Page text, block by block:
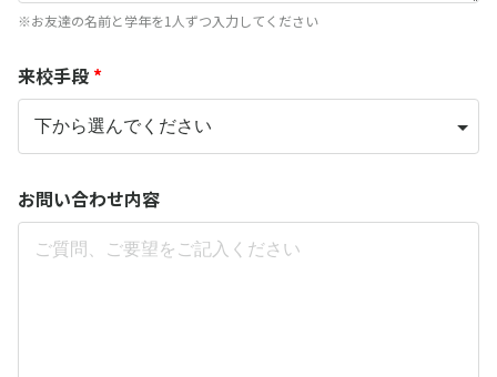
※お友達の名前と学年を1人ずつ入力してください
来校手段 *
お問い合わせ内容